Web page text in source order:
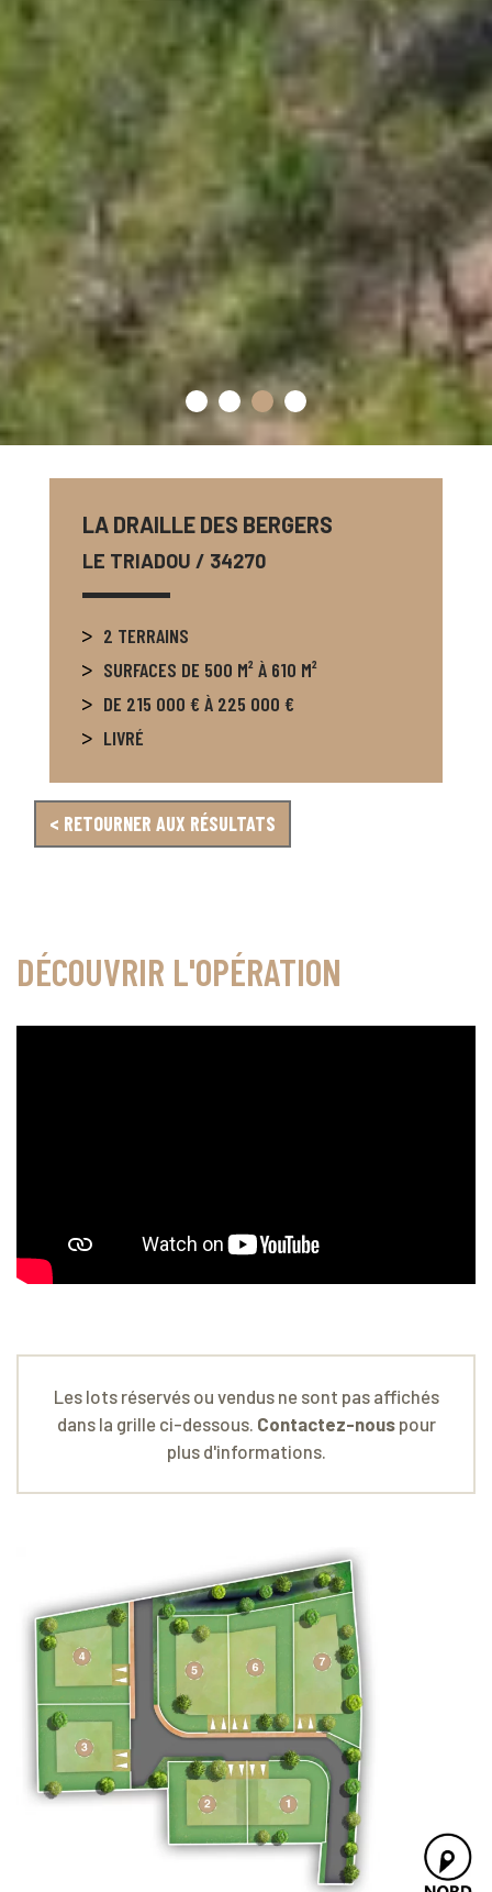
LA DRAILLE DES BERGERS
LE TRIADOU / 34270
2 TERRAINS
SURFACES DE 500 M² À 610 M²
DE 215 000 € À 225 000 €
LIVRÉ
< RETOURNER AUX RÉSULTATS
DÉCOUVRIR L'OPÉRATION
Les lots réservés ou vendus ne sont pas affichés
dans la grille ci-dessous. Contactez-nouspour
plus d'informations.